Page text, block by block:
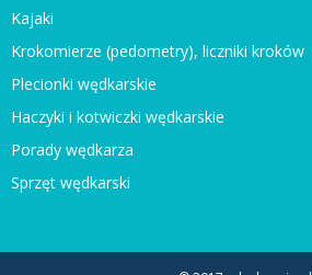
Kajaki
Krokomierze (pedometry), liczniki kroków
Plecionki wędkarskie
Haczyki i kotwiczki wędkarskie
Porady wędkarza
Sprzęt wędkarski